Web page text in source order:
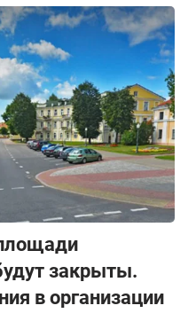
закрыты.
в организации